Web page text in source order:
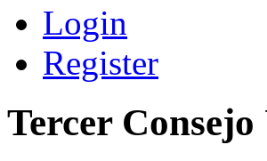
Login
Register
Tercer